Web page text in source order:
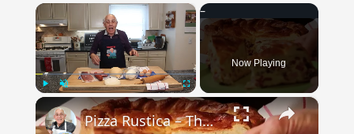
×
Unmute Fullscreen
Now Playing
×
Pizza Rustica – The Ultimate Italian Easter Pie!